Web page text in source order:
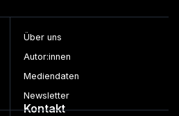
Über uns
Autor:innen
Mediendaten
Newsletter
Kontakt